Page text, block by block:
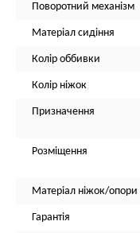
Поворотний механізм
Матеріал сидіння
Колір оббивки
Колір ніжок
Призначення
Розміщення
Матеріал ніжок/опори
Гарантія